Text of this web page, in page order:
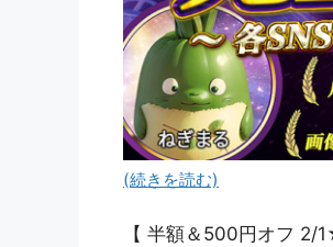
(続きを読む)
【 半額＆500円オフ 2/